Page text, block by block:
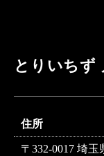
とりいちず
住所
〒332-0017 埼